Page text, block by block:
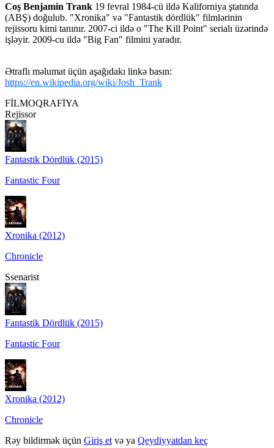
Coş Benjamin Trank 19 fevral 1984-cü ildə Kaliforniya ştatında
(ABŞ) doğulub. "Xronika" və "Fantastik dördlük" filmlərinin
rejissoru kimi tanınır. 2007-ci ildə o "The Kill Point" serialı üzərində
işləyir. 2009-cu ildə "Big Fan" filmini yaradır.
Ətraflı məlumat üçün aşağıdakı linkə basın:
https://en.wikipedia.org/wiki/Josh_Trank
FİLMOQRAFİYA
Rejissor
Fantastik Dördlük (2015)
Fantastic Four
Xronika (2012)
Chronicle
Ssenarist
Fantastik Dördlük (2015)
Fantastic Four
Xronika (2012)
Chronicle
Rəy bildirmək üçün Giriş et və ya Qeydiyyatdan keç